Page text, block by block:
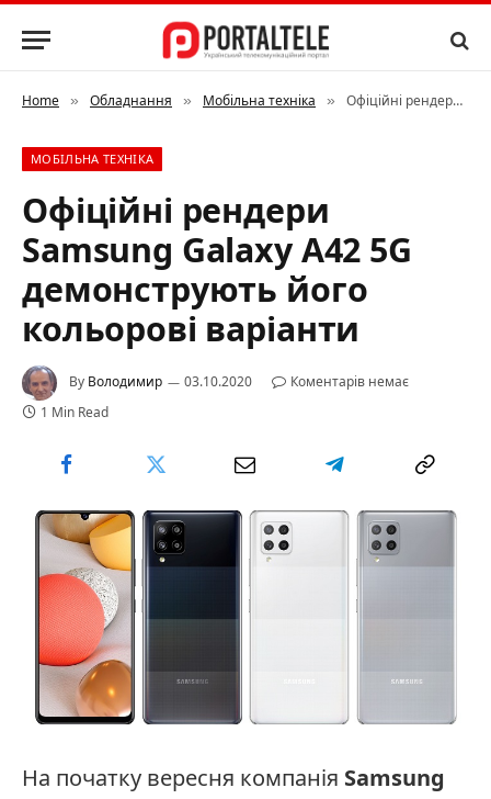
Home » Обладнання » Мобільна техніка » Офіційні рендери Samsung Galaxy A42 5G демонструють його кольорові варіанти
МОБІЛЬНА ТЕХНІКА
Офіційні рендери
Samsung Galaxy A42 5G
демонструють його
кольорові варіанти
By Володимир 03.10.2020
Коментарів немає
1 Min Read
На початку вересня компанія Samsung